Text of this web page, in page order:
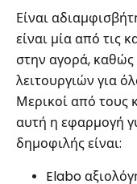
Είναι
είναι μία από τις
στην αγορά, καθώς
λειτουργιών για
Μερικοί από τους
αυτή η εφαρμογή
δημοφιλής είναι:
Elabo